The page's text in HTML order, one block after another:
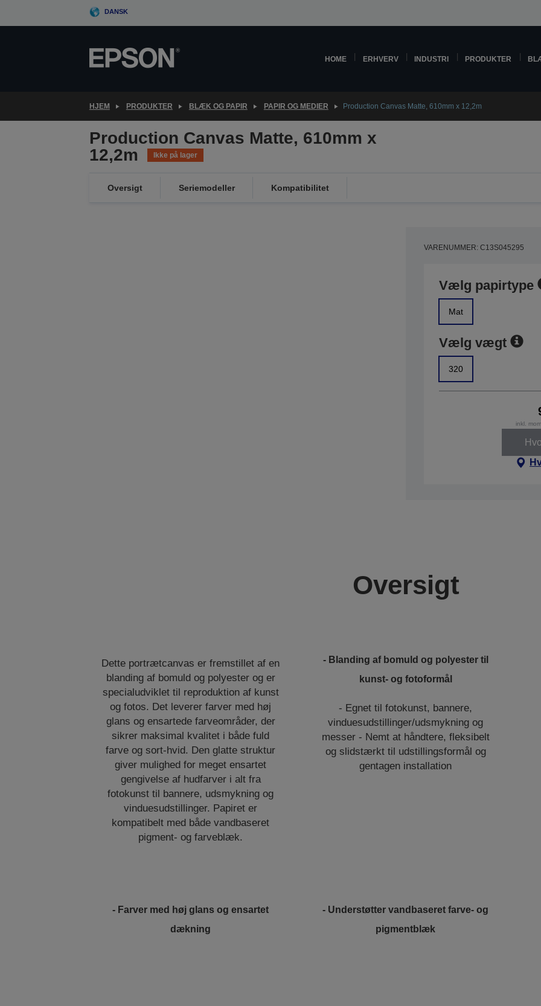
DANSK
HOME ERHVERV INDUSTRI PRODUKTER
HJEM PRODUKTER BLÆK OG PAPIR PAPIR OG MEDIER Production Canvas Matte, 610mm x 12,2m
Production Canvas Matte, 610mm x
12,2m
Ikke på lager
Oversigt Seriemodeller Kompatibilitet
VARENUMMER: C13S045295
Vælg papirtype
Mat
Vælg vægt
320
inkl.
Oversigt
Dette portrætcanvas er fremstillet af en
blanding af bomuld og polyester og er
specialudviklet til reproduktion af kunst
og fotos. Det leverer farver med høj
glans og ensartede farveområder, der
sikrer maksimal kvalitet i både fuld
farve og sort-hvid. Den glatte struktur
giver mulighed for meget ensartet
gengivelse af hudfarver i alt fra
fotokunst til bannere, udsmykning og
vinduesudstillinger. Papiret er
kompatibelt med både vandbaseret
pigment- og farveblæk.
- Blanding af bomuld og polyester til
kunst- og fotoformål
- Egnet til fotokunst, bannere,
vinduesudstillinger/udsmykning og
messer - Nemt at håndtere, fleksibelt
og slidstærkt til udstillingsformål og
gentagen installation
- Farver med høj glans og ensartet
dækning
- Understøtter vandbaseret farve- og
pigmentblæk